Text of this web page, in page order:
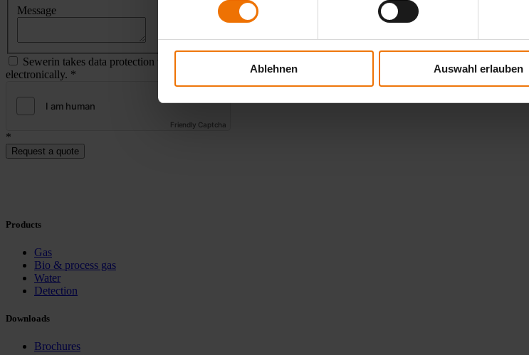
Ablehnen Auswahl erlauben
Message
Sewerin takes data protection very seriously and treats your personal data confidentially and in accordance
electronically. *
Friendly Captcha
*
Request a quote
Products
Gas
Bio & process gas
Water
Detection
Downloads
Brochures